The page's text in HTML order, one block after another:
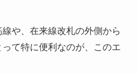
や、在来線改札の外側から
て特に便利なのが、このエ